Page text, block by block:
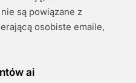
są powiązane z
osobiste emaile,
ai